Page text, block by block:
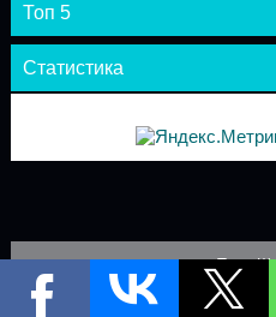
Топ 5
Статистика
Теле-